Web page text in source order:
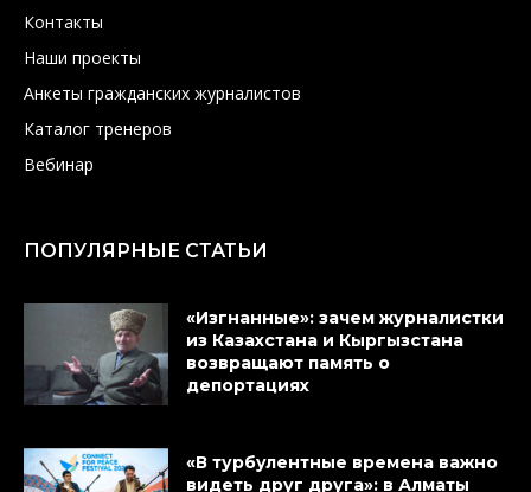
Контакты
Наши проекты
Анкеты гражданских журналистов
Каталог тренеров
Вебинар
ПОПУЛЯРНЫЕ СТАТЬИ
«Изгнанные»: зачем журналистки
из Казахстана и Кыргызстана
возвращают память о
депортациях
«В турбулентные времена важно
видеть друг друга»: в Алматы